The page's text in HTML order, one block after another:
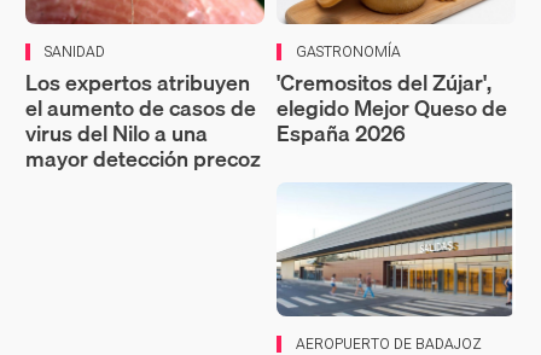
SANIDAD
Los expertos atribuyen
el aumento de casos de
virus del Nilo a una
mayor detección precoz
GASTRONOMÍA
'Cremositos del Zújar',
elegido Mejor Queso de
España 2026
AEROPUERTO DE BADAJOZ